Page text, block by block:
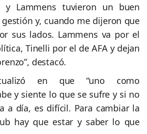
y Lammens tuvieron un buen
y, cuando me dijeron que
sus lados. Lammens va por el
Tinelli por el de AFA y dejan
destacó.
en que “uno como
y siente lo que se sufre y si no
a día, es difícil. Para cambiar la
hay que estar y saber lo que